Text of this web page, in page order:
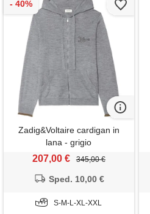
Zadig&Voltaire cardigan in
lana - grigio
207,00 € 345,00 €
Sped. 10,00 €
S-M-L-XL-XXL